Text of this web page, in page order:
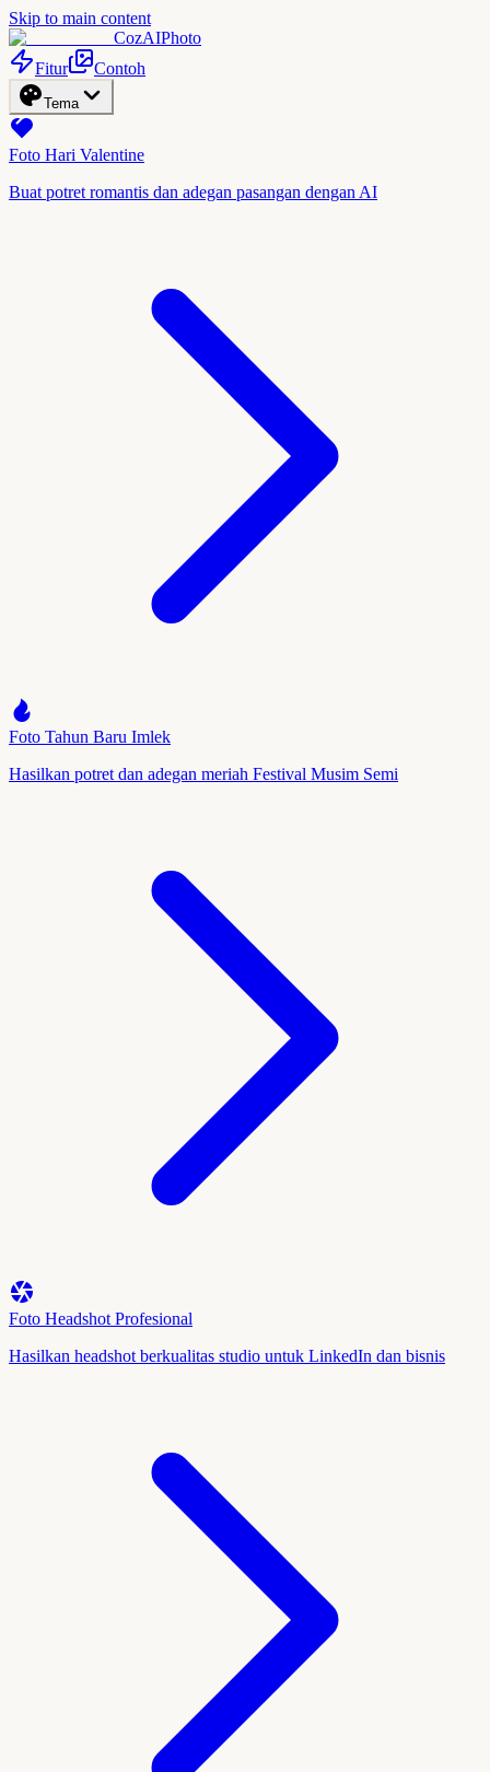
Skip to main content
CozAIPhoto
Fitur
Contoh
Tema
Foto Hari Valentine
Buat potret romantis dan adegan pasangan dengan AI
Foto Tahun Baru Imlek
Hasilkan potret dan adegan meriah Festival Musim Semi
Foto Headshot Profesional
Hasilkan headshot berkualitas studio untuk LinkedIn dan bisnis